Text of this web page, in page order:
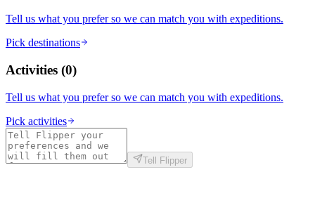
Tell us what you prefer so we can match you with expeditions.
Pick destinations
Activities (0)
Tell us what you prefer so we can match you with expeditions.
Pick activities
Tell Flipper